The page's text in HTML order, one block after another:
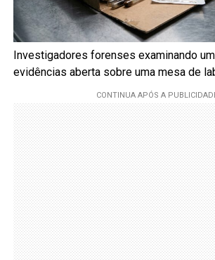
Investigadores forenses examinando
evidências aberta sobre uma mesa de